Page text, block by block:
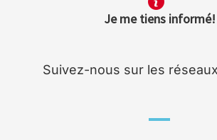
Je me tiens informé!
Suivez-nous sur les